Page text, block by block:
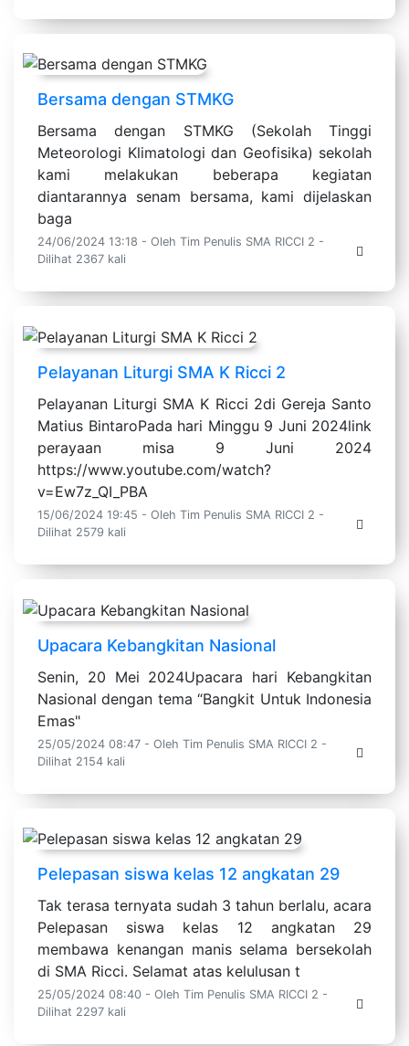
Bersama dengan STMKG
Bersama dengan STMKG (Sekolah Tinggi
Meteorologi Klimatologi dan Geofisika) sekolah
kami melakukan beberapa kegiatan
diantarannya senam bersama, kami dijelaskan
baga
24/06/2024 13:18 - Oleh Tim Penulis SMA RICCI 2 -
Dilihat 2367 kali
Pelayanan Liturgi SMA K Ricci 2
Pelayanan Liturgi SMA K Ricci 2di Gereja Santo
Matius BintaroPada hari Minggu 9 Juni 2024link
perayaan misa 9 Juni 2024
https://www.youtube.com/watch?
v=Ew7z_QI_PBA
15/06/2024 19:45 - Oleh Tim Penulis SMA RICCI 2 -
Dilihat 2579 kali
Upacara Kebangkitan Nasional
Senin, 20 Mei 2024Upacara hari Kebangkitan
Nasional dengan tema “Bangkit Untuk Indonesia
Emas"
25/05/2024 08:47 - Oleh Tim Penulis SMA RICCI 2 -
Dilihat 2154 kali
Pelepasan siswa kelas 12 angkatan 29
Tak terasa ternyata sudah 3 tahun berlalu, acara
Pelepasan siswa kelas 12 angkatan 29
membawa kenangan manis selama bersekolah
di SMA Ricci. Selamat atas kelulusan t
25/05/2024 08:40 - Oleh Tim Penulis SMA RICCI 2 -
Dilihat 2297 kali